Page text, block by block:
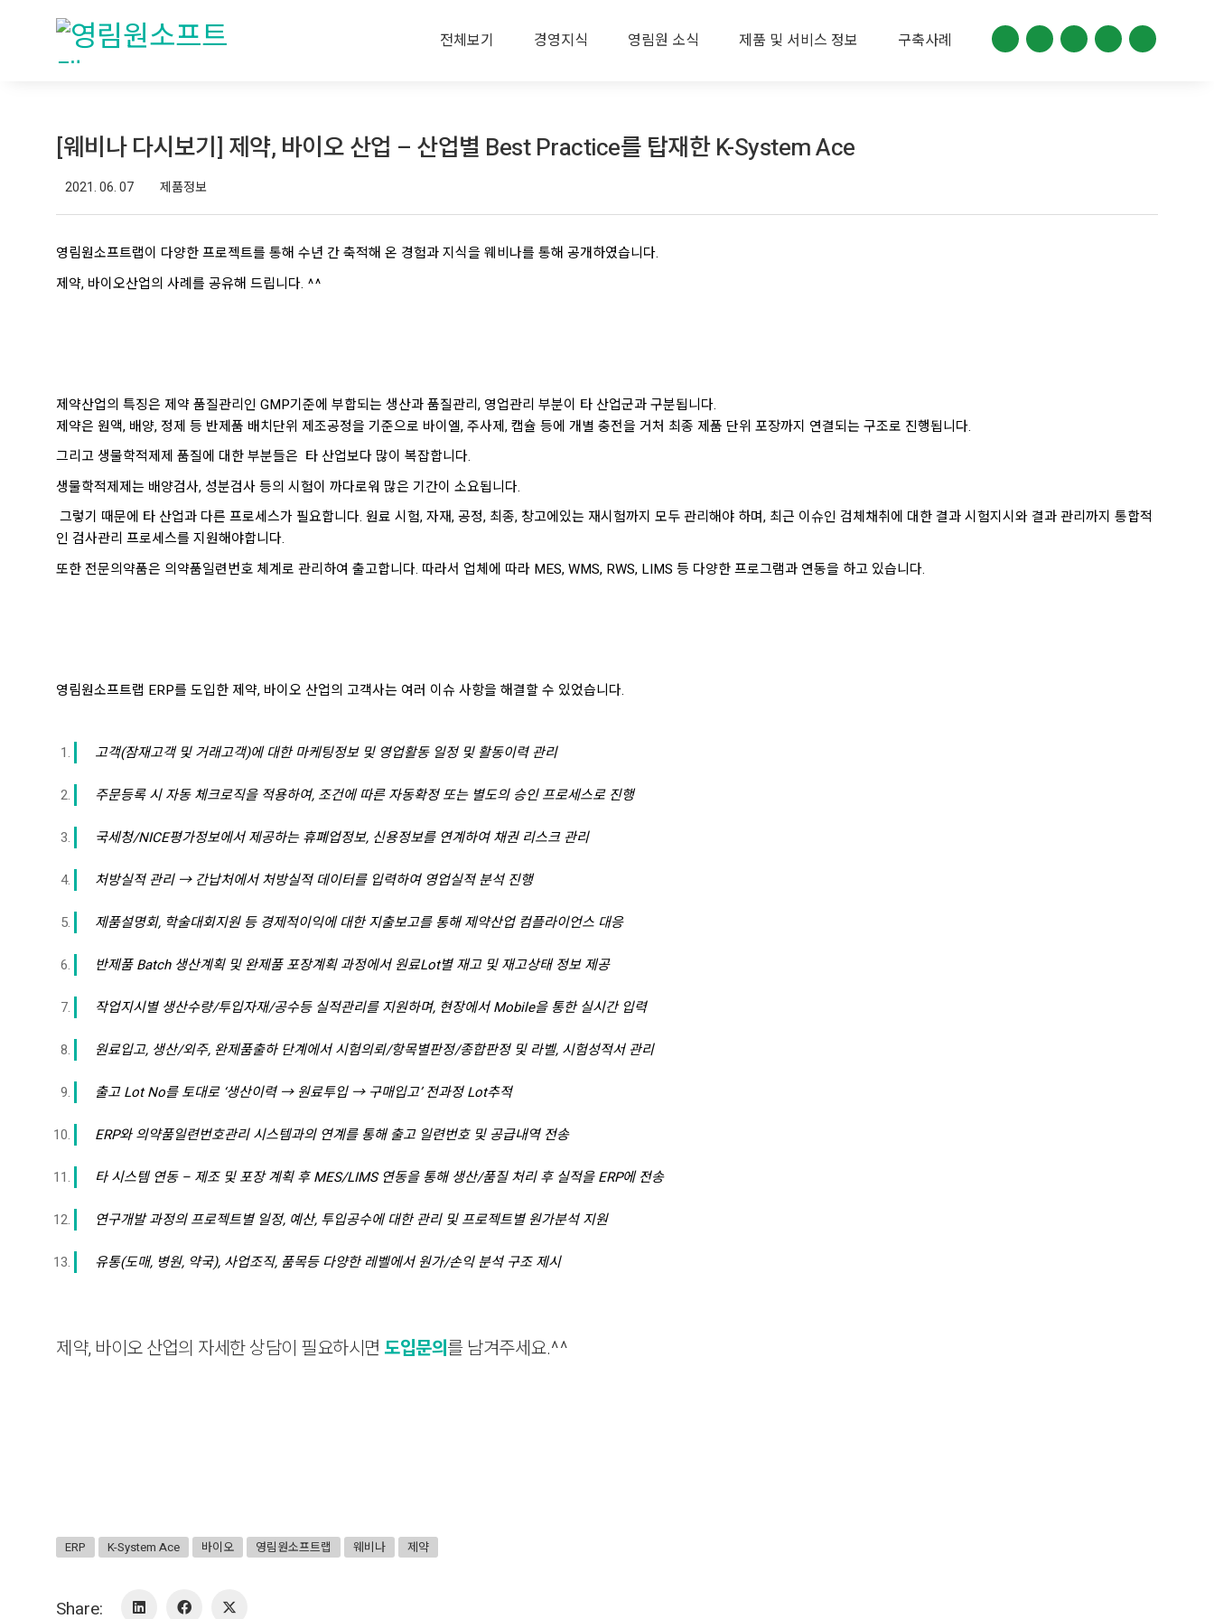
전체보기 경영지식 영림원 소식 제품 및 서비스 정보 구축사례
[웨비나 다시보기] 제약, 바이오 산업 – 산업별 Best Practice를 탑재한 K-System Ace
2021. 06. 07 제품정보
영림원소프트랩이 다양한 프로젝트를 통해 수년 간 축적해 온 경험과 지식을 웨비나를 통해 공개하였습니다.
제약, 바이오산업의 사례를 공유해 드립니다. ^^
제약산업의 특징은 제약 품질관리인 GMP기준에 부합되는 생산과 품질관리, 영업관리 부분이 타 산업군과 구분됩니다.
제약은 원액, 배양, 정제 등 반제품 배치단위 제조공정을 기준으로 바이엘, 주사제, 캡슐 등에 개별 충전을 거처 최종 제품 단위 포장까지 연결되는 구조로 진행됩니다.
그리고 생물학적제제 품질에 대한 부분들은 타 산업보다 많이 복잡합니다.
생물학적제제는 배양검사, 성분검사 등의 시험이 까다로워 많은 기간이 소요됩니다.
그렇기 때문에 타 산업과 다른 프로세스가 필요합니다. 원료 시험, 자재, 공정, 최종, 창고에있는 재시험까지 모두 관리해야 하며, 최근 이슈인 검체채취에 대한 결과 시험지시와 결과 관리까지 통합적
인 검사관리 프로세스를 지원해야합니다.
또한 전문의약품은 의약품일련번호 체계로 관리하여 출고합니다. 따라서 업체에 따라 MES, WMS, RWS, LIMS 등 다양한 프로그램과 연동을 하고 있습니다.
영림원소프트랩 ERP를 도입한 제약, 바이오 산업의 고객사는 여러 이슈 사항을 해결할 수 있었습니다.
고객(잠재고객 및 거래고객)에 대한 마케팅정보 및 영업활동 일정 및 활동이력 관리
주문등록 시 자동 체크로직을 적용하여, 조건에 따른 자동확정 또는 별도의 승인 프로세스로 진행
국세청/NICE평가정보에서 제공하는 휴폐업정보, 신용정보를 연계하여 채권 리스크 관리
처방실적 관리 → 간납처에서 처방실적 데이터를 입력하여 영업실적 분석 진행
제품설명회, 학술대회지원 등 경제적이익에 대한 지출보고를 통해 제약산업 컴플라이언스 대응
반제품 Batch 생산계획 및 완제품 포장계획 과정에서 원료Lot별 재고 및 재고상태 정보 제공
작업지시별 생산수량/투입자재/공수등 실적관리를 지원하며, 현장에서 Mobile을 통한 실시간 입력
원료입고, 생산/외주, 완제품출하 단계에서 시험의뢰/항목별판정/종합판정 및 라벨, 시험성적서 관리
출고 Lot No를 토대로 ‘생산이력 → 원료투입 → 구매입고’ 전과정 Lot추적
ERP와 의약품일련번호관리 시스템과의 연계를 통해 출고 일련번호 및 공급내역 전송
타 시스템 연동 – 제조 및 포장 계획 후 MES/LIMS 연동을 통해 생산/품질 처리 후 실적을 ERP에 전송
연구개발 과정의 프로젝트별 일정, 예산, 투입공수에 대한 관리 및 프로젝트별 원가분석 지원
유통(도매, 병원, 약국), 사업조직, 품목등 다양한 레벨에서 원가/손익 분석 구조 제시
제약, 바이오 산업의 자세한 상담이 필요하시면 도입문의를 남겨주세요.^^
ERP K-System Ace 바이오 영림원소프트랩 웨비나 제약
Share: